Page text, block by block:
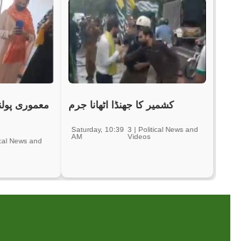
معموری
News and
کشمیر کا جھنڈا اٹھانا جرم
3 | Political News and
Videos
Saturday, 10:39
AM